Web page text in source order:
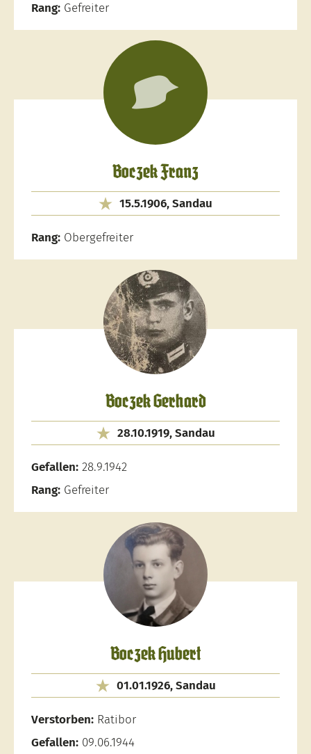
Rang: Gefreiter
Boczek Franz
15.5.1906, Sandau
Rang: Obergefreiter
Boczek Gerhard
28.10.1919, Sandau
Gefallen: 28.9.1942
Rang: Gefreiter
Boczek Hubert
01.01.1926, Sandau
Verstorben: Ratibor
Gefallen: 09.06.1944